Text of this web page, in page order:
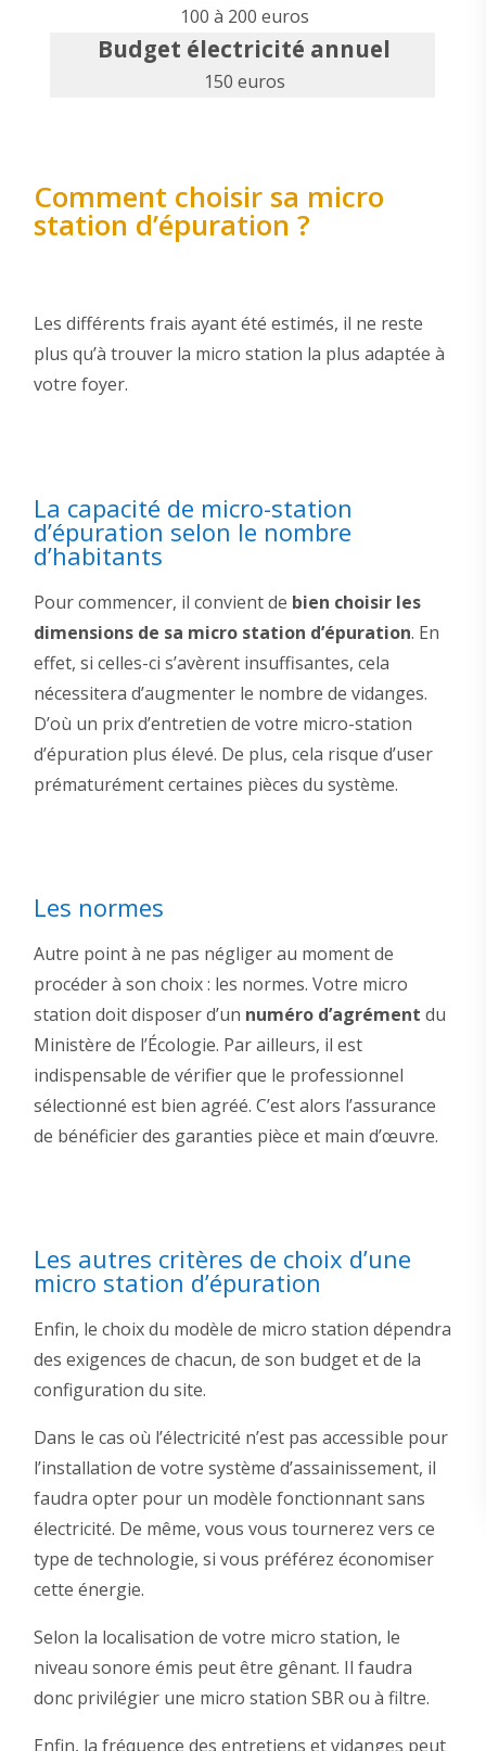
100 à 200 euros
Budget électricité annuel
150 euros
Comment choisir sa micro
station d’épuration ?
Les différents frais ayant été estimés, il ne reste
plus qu’à trouver la micro station la plus adaptée à
votre foyer.
La capacité de micro-station
d’épuration selon le nombre
d’habitants
Pour commencer, il convient de bien choisir les
dimensions de sa micro station d’épuration. En
effet, si celles-ci s’avèrent insuffisantes, cela
nécessitera d’augmenter le nombre de vidanges.
D’où un prix d’entretien de votre micro-station
d’épuration plus élevé. De plus, cela risque d’user
prématurément certaines pièces du système.
Les normes
Autre point à ne pas négliger au moment de
procéder à son choix : les normes. Votre micro
station doit disposer d’un numéro d’agrément du
Ministère de l’Écologie. Par ailleurs, il est
indispensable de vérifier que le professionnel
sélectionné est bien agréé. C’est alors l’assurance
de bénéficier des garanties pièce et main d’œuvre.
Les autres critères de choix d’une
micro station d’épuration
Enfin, le choix du modèle de micro station dépendra
des exigences de chacun, de son budget et de la
configuration du site.
Dans le cas où l’électricité n’est pas accessible pour
l’installation de votre système d’assainissement, il
faudra opter pour un modèle fonctionnant sans
électricité. De même, vous vous tournerez vers ce
type de technologie, si vous préférez économiser
cette énergie.
Selon la localisation de votre micro station, le
niveau sonore émis peut être gênant. Il faudra
donc privilégier une micro station SBR ou à filtre.
Enfin, la fréquence des entretiens et vidanges peut